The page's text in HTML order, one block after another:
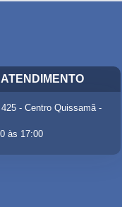
- Centro Quissamã -
às 17:00